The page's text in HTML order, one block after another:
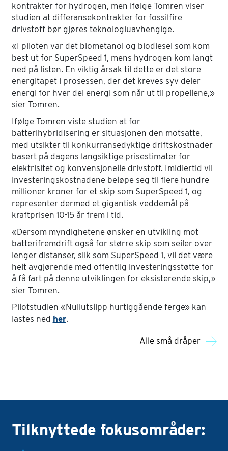
kontrakter for hydrogen, men ifølge Tomren viser
studien at differansekontrakter for fossilfire
drivstoff bør gjøres teknologiuavhengige.
«I piloten var det biometanol og biodiesel som kom
best ut for SuperSpeed 1, mens hydrogen kom langt
ned på listen. En viktig årsak til dette er det store
energitapet i prosessen, der det kreves syv deler
energi for hver del energi som når ut til propellene,»
sier Tomren.
Ifølge Tomren viste studien at for
batterihybridisering er situasjonen den motsatte,
med utsikter til konkurransedyktige driftskostnader
basert på dagens langsiktige prisestimater for
elektrisitet og konvensjonelle drivstoff. Imidlertid vil
investeringskostnadene beløpe seg til flere hundre
millioner kroner for et skip som SuperSpeed 1, og
representer dermed et gigantisk veddemål på
kraftprisen 10-15 år frem i tid.
«Dersom myndighetene ønsker en utvikling mot
batterifremdrift også for større skip som seiler over
lenger distanser, slik som SuperSpeed 1, vil det være
helt avgjørende med offentlig investeringsstøtte for
å få fart på denne utviklingen for eksisterende skip,»
sier Tomren.
Pilotstudien «Nullutslipp hurtiggående ferge» kan
lastes ned her.
Alle små dråper
Tilknyttede fokusområder: